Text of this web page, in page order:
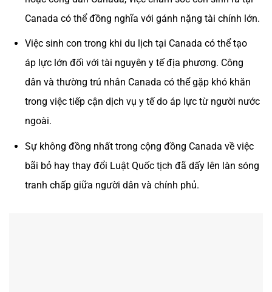
Canada có thể đồng nghĩa với gánh nặng tài chính lớn.
Việc sinh con trong khi du lịch tại Canada có thể tạo
áp lực lớn đối với tài nguyên y tế địa phương. Công
dân và thường trú nhân Canada có thể gặp khó khăn
trong việc tiếp cận dịch vụ y tế do áp lực từ người nước
ngoài.
Sự không đồng nhất trong cộng đồng Canada về việc
bãi bỏ hay thay đổi Luật Quốc tịch đã dấy lên làn sóng
tranh chấp giữa người dân và chính phủ.